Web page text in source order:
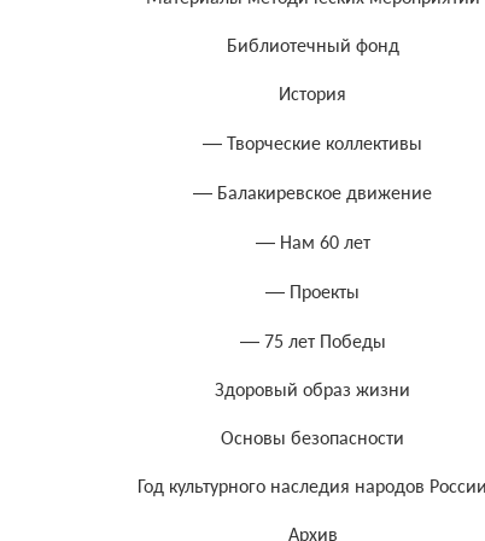
Библиотечный фонд
История
— Творческие коллективы
— Балакиревское движение
— Нам 60 лет
— Проекты
— 75 лет Победы
Здоровый образ жизни
Основы безопасности
Год культурного наследия народов
Архив